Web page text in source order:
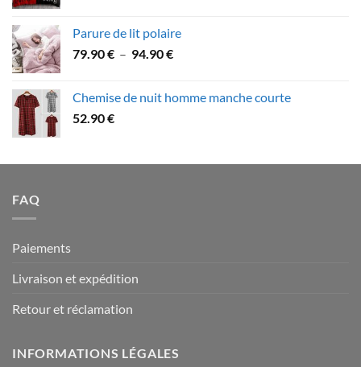
58.90 €
Parure de lit polaire
79.90€ – 94.90€Plage
79.90 €
Chemise de nuit homme manche courte
52.90€
FAQ
Paiements
Livraison et expédition
Retour et réclamation
INFORMATIONS LÉGALES